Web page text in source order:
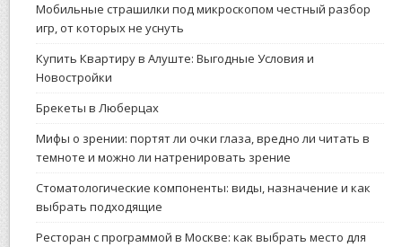
Мобильные страшилки под микроскопом честный разбор
игр, от которых не уснуть
Купить Квартиру в Алуште: Выгодные Условия и
Новостройки
Брекеты в Люберцах
Мифы о зрении: портят ли очки глаза, вредно ли читать в
темноте и можно ли натренировать зрение
Стоматологические компоненты: виды, назначение и как
выбрать подходящие
Ресторан с программой в Москве: как выбрать место для